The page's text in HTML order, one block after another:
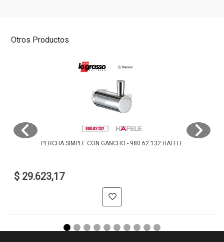
Otros Productos
PERCHA SIMPLE CON GANCHO - 980.62.132 HAFELE
$ 29.623,17